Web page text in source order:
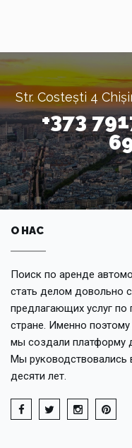
Str. Costești 4
+373
О НАС
Поиск по аренде
стать делом довольно
предлагающих услуг по
стране. Именно
мы создали платформу
Мы руководствовались
десяти лет.